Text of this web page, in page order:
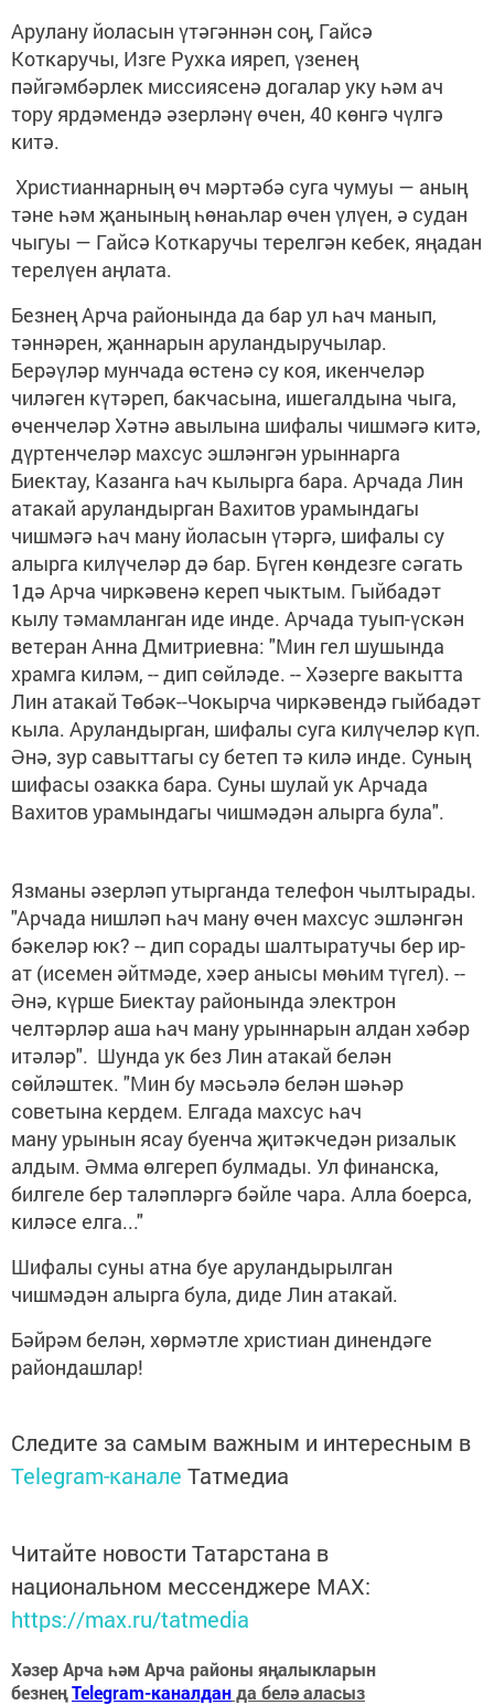
Арулану йоласын үтәгәннән соң, Гайсә
Коткаручы, Изге Рухка ияреп, үзенең
пәйгәмбәрлек миссиясенә догалар уку һәм ач
тору ярдәмендә әзерләнү өчен, 40 көнгә чүлгә
китә.
Христианнарның өч мәртәбә суга чумуы — аның
тәне һәм җанының һөнаһлар өчен үлүен, ә судан
чыгуы — Гайсә Коткаручы терелгән кебек, яңадан
терелүен аңлата.
Безнең Арча районында да бар ул һач манып,
тәннәрен, җаннарын аруландыручылар.
Берәүләр мунчада өстенә су коя, икенчеләр
чиләген күтәреп, бакчасына, ишегалдына чыга,
өченчеләр Хәтнә авылына шифалы чишмәгә китә,
дүртенчеләр махсус эшләнгән урыннарга
Биектау, Казанга һач кылырга бара. Арчада Лин
атакай аруландырган Вахитов урамындагы
чишмәгә һач ману йоласын үтәргә, шифалы су
алырга килүчеләр дә бар. Бүген көндезге сәгать
1дә Арча чиркәвенә кереп чыктым. Гыйбадәт
кылу тәмамланган иде инде. Арчада туып-үскән
ветеран Анна Дмитриевна: "Мин гел шушында
храмга киләм, -- дип сөйләде. -- Хәзерге вакытта
Лин атакай Төбәк--Чокырча чиркәвендә гыйбадәт
кыла. Аруландырган, шифалы суга килүчеләр күп.
Әнә, зур савыттагы су бетеп тә килә инде. Суның
шифасы озакка бара. Суны шулай ук Арчада
Вахитов урамындагы чишмәдән алырга була".
Язманы әзерләп утырганда телефон чылтырады.
"Арчада нишләп һач ману өчен махсус эшләнгән
бәкеләр юк? -- дип сорады шалтыратучы бер ир-
ат (исемен әйтмәде, хәер анысы мөһим түгел). --
Әнә, күрше Биектау районында электрон
челтәрләр аша һач ману урыннарын алдан хәбәр
итәләр". Шунда ук без Лин атакай белән
сөйләштек. "Мин бу мәсьәлә белән шәһәр
советына кердем. Елгада махсус һач
ману урынын ясау буенча җитәкчедән ризалык
алдым. Әмма өлгереп булмады. Ул финанска,
билгеле бер таләпләргә бәйле чара. Алла боерса,
киләсе елга..."
Шифалы суны атна буе аруландырылган
чишмәдән алырга була, диде Лин атакай.
Бәйрәм белән, хөрмәтле христиан динендәге
райондашлар!
Следите за самым важным и интересным в
Telegram-канале Татмедиа
Читайте новости Татарстана в
национальном мессенджере MАХ:
https://max.ru/tatmedia
Хәзер Арча һәм Арча районы яңалыкларын
безнеңTelegram-каналданда белә аласыз